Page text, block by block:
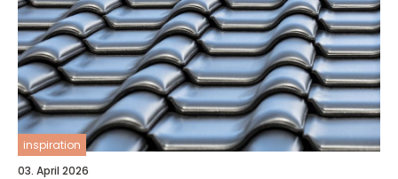
inspiration
03. April 2026